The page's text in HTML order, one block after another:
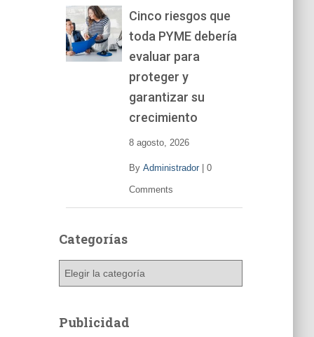
Cinco riesgos que
toda PYME debería
evaluar para
proteger y
garantizar su
crecimiento
8 agosto, 2026
By Administrador| 0
Comments
Categorías
g
Publicidad